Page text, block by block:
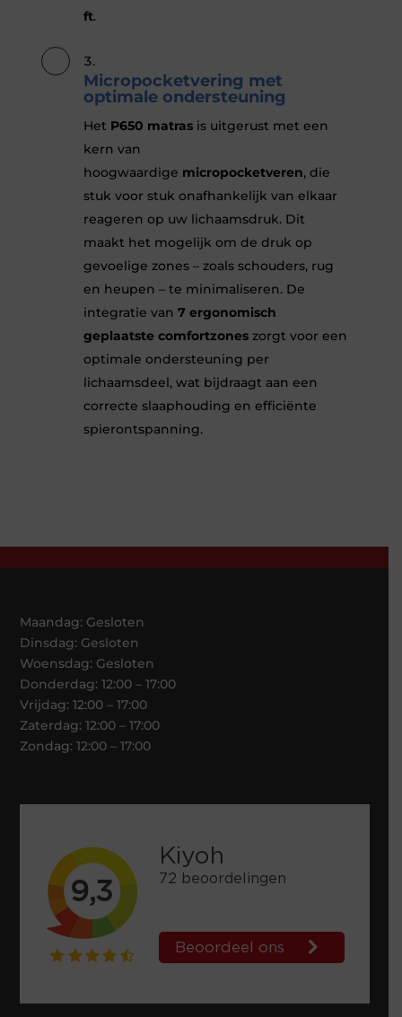
ft.
Micropocketvering met
optimale ondersteuning
Het P650 matras is uitgerust met een
kern van
hoogwaardige micropocketveren, die
stuk voor stuk onafhankelijk van elkaar
reageren op uw lichaamsdruk. Dit
maakt het mogelijk om de druk op
gevoelige zones – zoals schouders, rug
en heupen – te minimaliseren. De
integratie van7 ergonomisch
geplaatste comfortzones zorgt voor een
optimale ondersteuning per
lichaamsdeel, wat bijdraagt aan een
correcte slaaphouding en efficiënte
spierontspanning.
Maandag: Gesloten
Dinsdag: Gesloten
Woensdag: Gesloten
Donderdag: 12:00 – 17:00
Vrijdag: 12:00 – 17:00
Zaterdag: 12:00 – 17:00
Zondag: 12:00 – 17:00